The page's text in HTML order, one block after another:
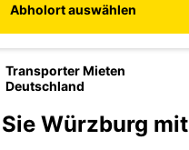
Abholort auswählen
Transporter Mieten
Deutschland
Würzburg mit